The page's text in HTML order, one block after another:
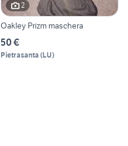
2
Oakley Prizm maschera
50 €
Pietrasanta (LU)